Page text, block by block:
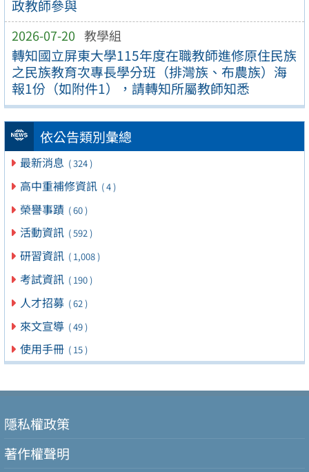
政教師參與
2026-07-20 教學組
轉知國立屏東大學115年度在職教師進修原住民族
之民族教育次專長學分班（排灣族、布農族）海
報1份（如附件1），請轉知所屬教師知悉
依公告類別彙總
最新消息 ( 324 )
高中重補修資訊 ( 4 )
榮譽事蹟 ( 60 )
活動資訊 ( 592 )
研習資訊 ( 1,008 )
考試資訊 ( 190 )
人才招募 ( 62 )
來文宣導 ( 49 )
使用手冊 ( 15 )
隱私權政策
著作權聲明